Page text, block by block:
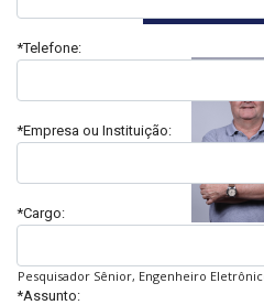
Pesquisador Sênior, Engenheiro
*Telefone:
*Empresa ou Instituição:
*Cargo:
*Assunto: